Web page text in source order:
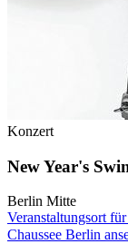
Konzert
New Year's
Berlin Mitte
Veranstaltungsort
Chaussee Berlin